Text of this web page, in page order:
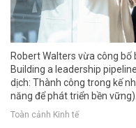
Robert Walters vừa công bố
Building a leadership
dịch: Thành công trong kế
năng để phát triển bền vững).
Toàn cảnh Kinh tế